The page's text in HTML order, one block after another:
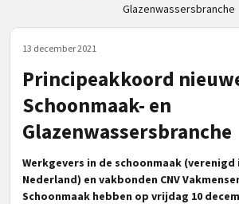
Glazenwassersbranche
13 december 2021
Principeakkoord
Schoonmaak- en
Glazenwassersbranche
Werkgevers in de schoonmaak (verenigd
Nederland) en vakbonden CNV
Schoonmaak hebben op vrijdag 10